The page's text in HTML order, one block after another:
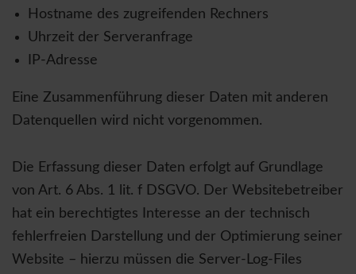
Hostname des zugreifenden Rechners
Uhrzeit der Serveranfrage
IP-Adresse
Eine Zusammenführung dieser Daten mit anderen
Datenquellen wird nicht vorgenommen.
Die Erfassung dieser Daten erfolgt auf Grundlage
von Art. 6 Abs. 1 lit. f DSGVO. Der Websitebetreiber
hat ein berechtigtes Interesse an der technisch
fehlerfreien Darstellung und der Optimierung seiner
Website – hierzu müssen die Server-Log-Files